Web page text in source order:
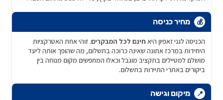
💰 מחיר כניסה
הכניסה לגני זאפיון היא חינם לכל המבקרים. זוהי אחת האטרקציות
היחידות במרכז אתונה שאינה כרוכה בתשלום, מה שהופך אותה ליעד
מושלם למטיילים בתקציב מוגבל וכאלו המחפשים מקום מנוחה בין
ביקורים באתרי התיירות בתשלום.
📍 מיקום וגישה